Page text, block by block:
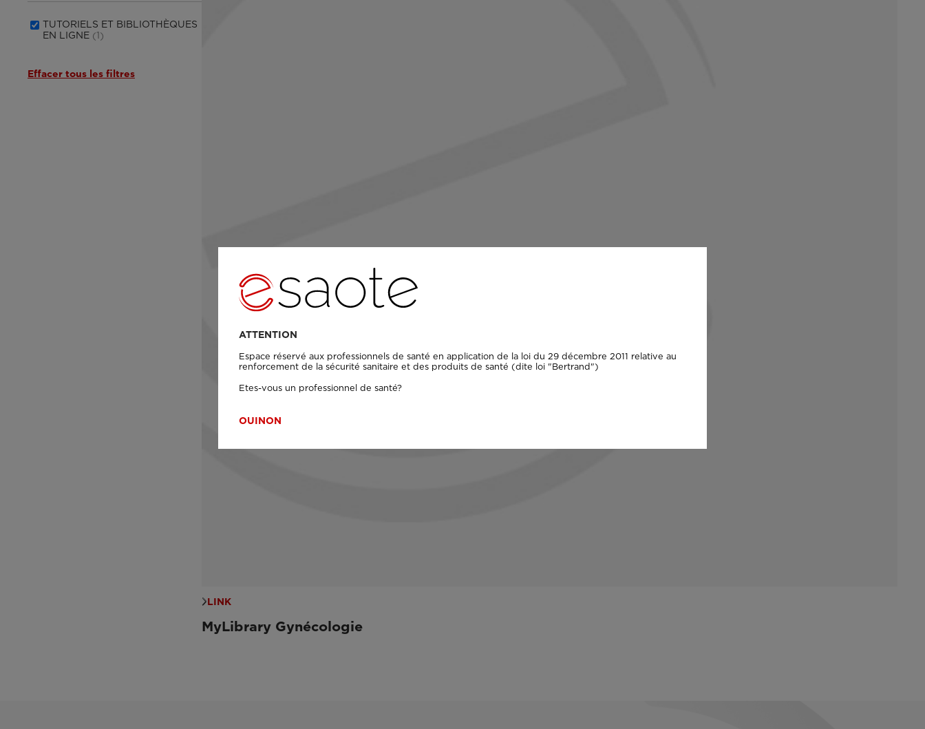
TUTORIELS ET BIBLIOTHÈQUES
EN LIGNE (1)
Effacer tous les filtres
LINK
MyLibrary Gynécologie
ATTENTION
Espace réservé aux professionnels de santé en application de la loi du 29 décembre 2011 relative au
renforcement de la sécurité sanitaire et des produits de santé (dite loi "Bertrand")
Etes-vous un professionnel de santé?
OUINON